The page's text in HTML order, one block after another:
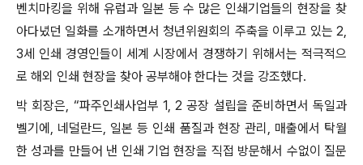
벤치마킹을 위해 유럽과 일본 등 수 많은 인쇄기업들의 현장을 찾
아다녔던 일화를 소개하면서 청년위원회의 주축을 이루고 있는 2,
3세 인쇄 경영인들이 세계 시장에서 경쟁하기 위해서는 적극적으
로 해외 인쇄 현장을 찾아 공부해야 한다는 것을 강조했다.
박 회장은, “파주인쇄사업부 1, 2 공장 설립을 준비하면서 독일과
벨기에, 네덜란드, 일본 등 인쇄 품질과 현장 관리, 매출에서 탁월
한 성과를 만들어 낸 인쇄 기업 현장을 직접 방문해서 수없이 질문